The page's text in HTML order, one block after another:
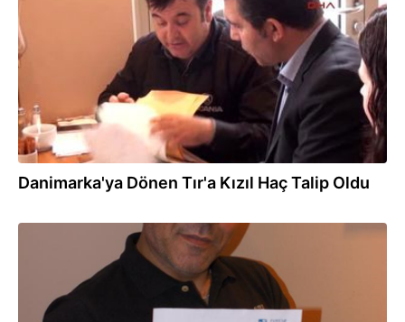
Danimarka'ya Dönen Tır'a Kızıl Haç Talip Oldu